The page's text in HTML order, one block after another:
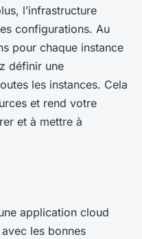
l’infrastructure
configurations. Au
pour chaque instance
définir une
les instances. Cela
et rend votre
et à mettre à
application cloud
les bonnes